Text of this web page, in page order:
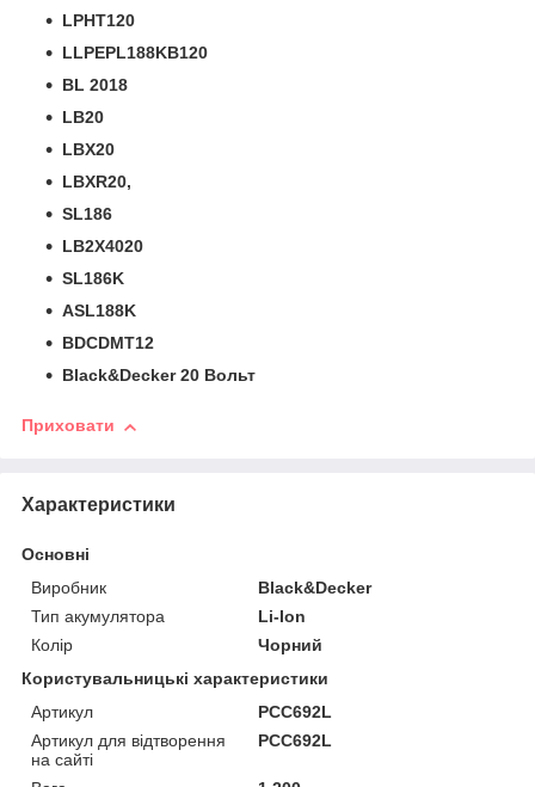
LPHT120
LLPEPL188KB120
BL 2018
LB20
LBX20
LBXR20,
SL186
LB2X4020
SL186K
ASL188K
BDCDMT12
Black&Decker 20 Вольт
Приховати
Характеристики
Основні
Виробник
Black&Decker
Тип акумулятора
Li-Ion
Колір
Чорний
Користувальницькі характеристики
Артикул
PCC692L
Артикул для відтворення
на сайті
PCC692L